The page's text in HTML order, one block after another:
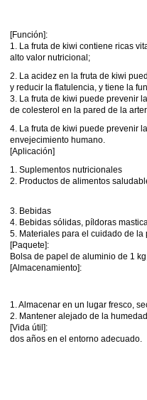
[Función]:
1. La fruta de kiwi contiene ricas
alto valor nutricional;
2. La acidez en la fruta de kiwi
y reducir la flatulencia, y tiene la
3. La fruta de kiwi puede prevenir
de colesterol en la pared de la
4. La fruta de kiwi puede prevenir
envejecimiento humano.
[Aplicación]
1. Suplementos nutricionales
2. Productos de alimentos
3. Bebidas
4. Bebidas sólidas, píldoras
5. Materiales para el cuidado de la
[Paquete]:
Bolsa de papel de aluminio de 1
[Almacenamiento]:
1. Almacenar en un lugar fresco,
2. Mantener alejado de la
[Vida útil]:
dos años en el entorno adecuado.